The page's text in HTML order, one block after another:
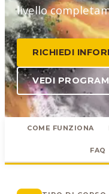
livello
RICHIEDI
VEDI
COME FUNZIONA
FAQ